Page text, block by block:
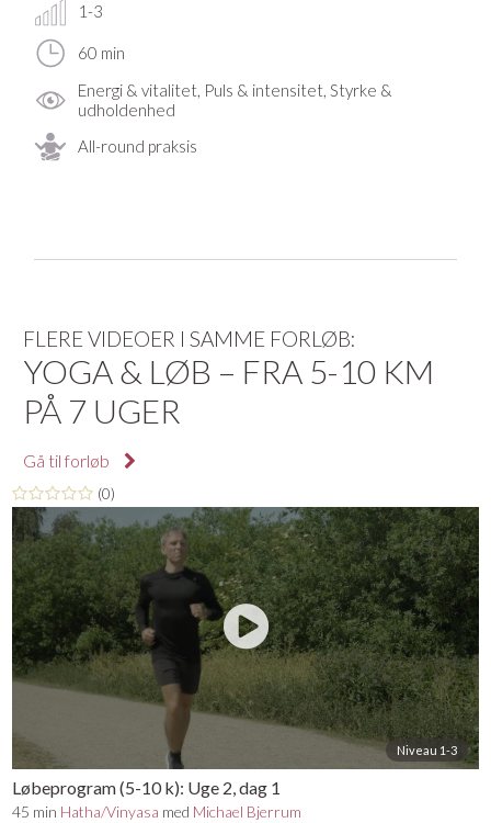
1-3
60 min
Energi & vitalitet, Puls & intensitet, Styrke &
udholdenhed
All-round praksis
FLERE VIDEOER I SAMME FORLØB:
YOGA & LØB – FRA 5-10 KM
PÅ 7 UGER
Gå til forløb
(0)
Niveau 1-3
Løbeprogram (5-10 k): Uge 2, dag 1
45 min Hatha/Vinyasa med Michael Bjerrum